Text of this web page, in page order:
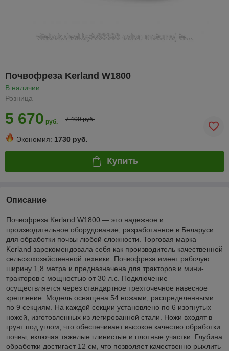
Почвофреза Kerland W1800
В наличии
Розница
5 670 руб. 7 400 руб.
Экономия: 1730 руб.
Купить
Описание
Почвофреза Kerland W1800 — это надежное и
производительное оборудование, разработанное в Беларуси
для обработки почвы любой сложности. Торговая марка
Kerland зарекомендовала себя как производитель качественной
сельскохозяйственной техники. Почвофреза имеет рабочую
ширину 1,8 метра и предназначена для тракторов и мини-
тракторов с мощностью от 30 л.с. Подключение
осуществляется через стандартное трехточечное навесное
крепление. Модель оснащена 54 ножами, распределенными
по 9 секциям. На каждой секции установлено по 6 изогнутых
ножей, изготовленных из легированной стали. Ножи входят в
грунт под углом, что обеспечивает высокое качество обработки
почвы, включая тяжелые глинистые и плотные участки. Глубина
обработки достигает 12 см, что позволяет качественно рыхлить